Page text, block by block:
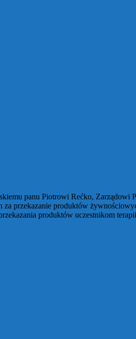
panu Piotrowi Rećko, Zarządowi
przekazanie produktów
produktów uczestnikom